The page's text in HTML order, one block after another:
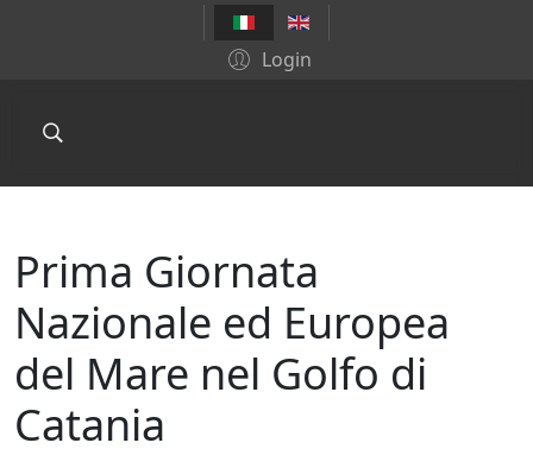
Login
Prima Giornata
Nazionale ed Europea
del Mare nel Golfo di
Catania